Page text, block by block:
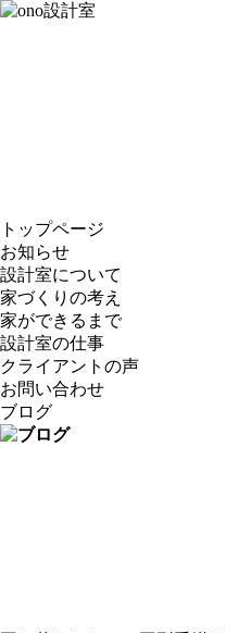
トップページ
お知らせ
設計室について
家づくりの考え
家ができるまで
設計室の仕事
クライアントの声
お問い合わせ
ブログ